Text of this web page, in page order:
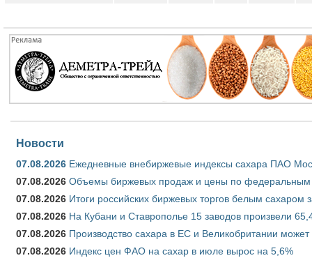
Новости
07.08.2026 Ежедневные внебиржевые индексы сахара ПАО
07.08.2026 Объемы биржевых продаж и цены по федеральным
07.08.2026 Итоги российских биржевых торгов белым сахаром
07.08.2026 На Кубани и Ставрополье 15 заводов произвели
07.08.2026 Производство сахара в ЕС и Великобритании
07.08.2026 Индекс цен ФАО на сахар в июле вырос на 5,6%